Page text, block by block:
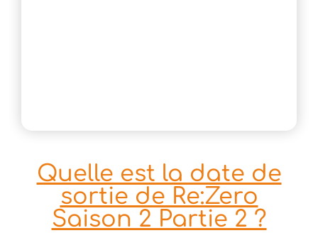
Quelle est la date de
sortie de Re:Zero
Saison 2 Partie 2 ?